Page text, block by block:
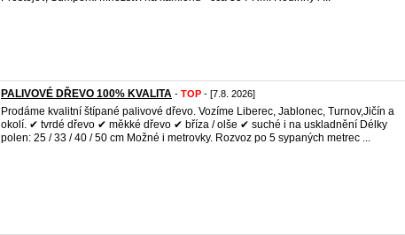
PALIVOVÉ DŘEVO 100% KVALITA - TOP - [7.8. 2026]
Prodáme kvalitní štípané palivové dřevo. Vozíme Liberec, Jablonec, Turnov,Jičín a
okolí. ✔ tvrdé dřevo ✔ měkké dřevo ✔ bříza / olše ✔ suché i na uskladnění Délky
polen: 25 / 33 / 40 / 50 cm Možné i metrovky. Rozvoz po 5 sypaných metrec ...